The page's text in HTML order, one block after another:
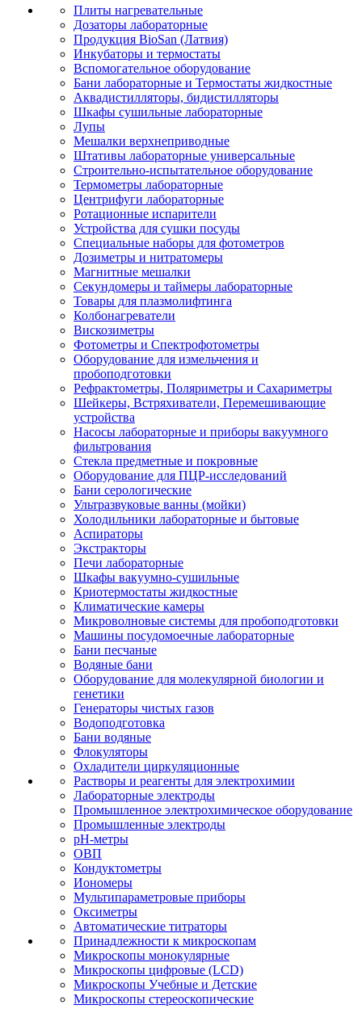
Плиты нагревательные
Дозаторы лабораторные
Продукция BioSan (Латвия)
Инкубаторы и термостаты
Вспомогательное оборудование
Бани лабораторные и Термостаты жидкостные
Аквадистилляторы, бидистилляторы
Шкафы сушильные лабораторные
Лупы
Мешалки верхнеприводные
Штативы лабораторные универсальные
Строительно-испытательное оборудование
Термометры лабораторные
Центрифуги лабораторные
Ротационные испарители
Устройства для сушки посуды
Специальные наборы для фотометров
Дозиметры и нитратомеры
Магнитные мешалки
Секундомеры и таймеры лабораторные
Товары для плазмолифтинга
Колбонагреватели
Вискозиметры
Фотометры и Спектрофотометры
Оборудование для измельчения и
пробоподготовки
Рефрактометры, Поляриметры и Сахариметры
Шейкеры, Встряхиватели, Перемешивающие
устройства
Насосы лабораторные и приборы вакуумного
фильтрования
Стекла предметные и покровные
Оборудование для ПЦР-исследований
Бани серологические
Ультразвуковые ванны (мойки)
Холодильники лабораторные и бытовые
Аспираторы
Экстракторы
Печи лабораторные
Шкафы вакуумно-сушильные
Криотермостаты жидкостные
Климатические камеры
Микроволновые системы для пробоподготовки
Машины посудомоечные лабораторные
Бани песчаные
Водяные бани
Оборудование для молекулярной биологии и
генетики
Генераторы чистых газов
Водоподготовка
Бани водяные
Флокуляторы
Охладители циркуляционные
Растворы и реагенты для электрохимии
Лабораторные электроды
Промышленное электрохимическое оборудование
Промышленные электроды
pH-метры
ОВП
Кондуктометры
Иономеры
Мультипараметровые приборы
Оксиметры
Автоматические титраторы
Принадлежности к микроскопам
Микроскопы монокулярные
Микроскопы цифровые (LCD)
Микроскопы Учебные и Детские
Микроскопы стереоскопические